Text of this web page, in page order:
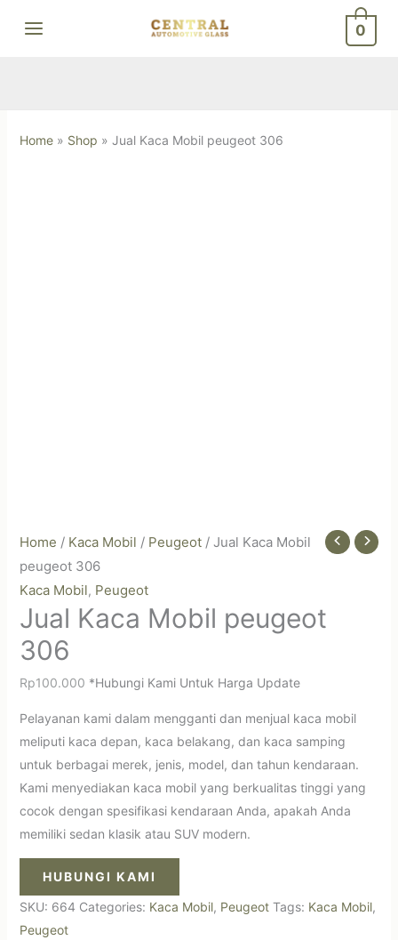
0
Home» Shop » Jual Kaca Mobil peugeot 306
Home / Kaca Mobil / Peugeot/ Jual Kaca Mobil
peugeot 306
Kaca Mobil, Peugeot
Jual Kaca Mobil peugeot
306
Rp100.000 *Hubungi Kami Untuk Harga Update
Pelayanan kami dalam mengganti dan menjual kaca mobil
meliputi kaca depan, kaca belakang, dan kaca samping
untuk berbagai merek, jenis, model, dan tahun kendaraan.
Kami menyediakan kaca mobil yang berkualitas tinggi yang
cocok dengan spesifikasi kendaraan Anda, apakah Anda
memiliki sedan klasik atau SUV modern.
HUBUNGI KAMI
SKU: 664 Categories: Kaca Mobil, Peugeot Tags: Kaca Mobil,
Peugeot